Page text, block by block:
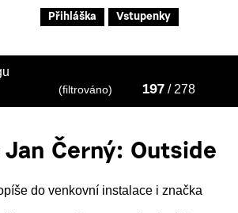
Přihláška Vstupenky
(filtrováno) 197 / 278
Jan Černý: Outside
do venkovní instalace i značka